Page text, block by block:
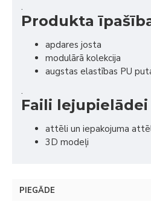
.
Produkta
apdares josta
modulārā kolekcija
augstas elastības PU
.
Faili lejupielādei
attēli un iepakojuma
3D modeļi
PIEGĀDE